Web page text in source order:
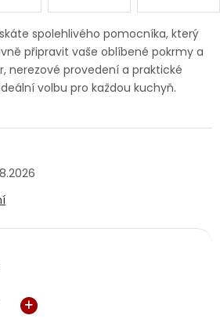
obchodu
spolehlivého pomocníka, který
připravit vaše oblíbené pokrmy a
nerezové provedení a praktické
volbu pro každou kuchyň.